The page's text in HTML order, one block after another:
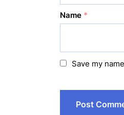
Name *
Save my